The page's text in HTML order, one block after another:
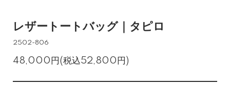
レザートートバッグ｜タピロ
2502-806
48,000円(税込52,800円)